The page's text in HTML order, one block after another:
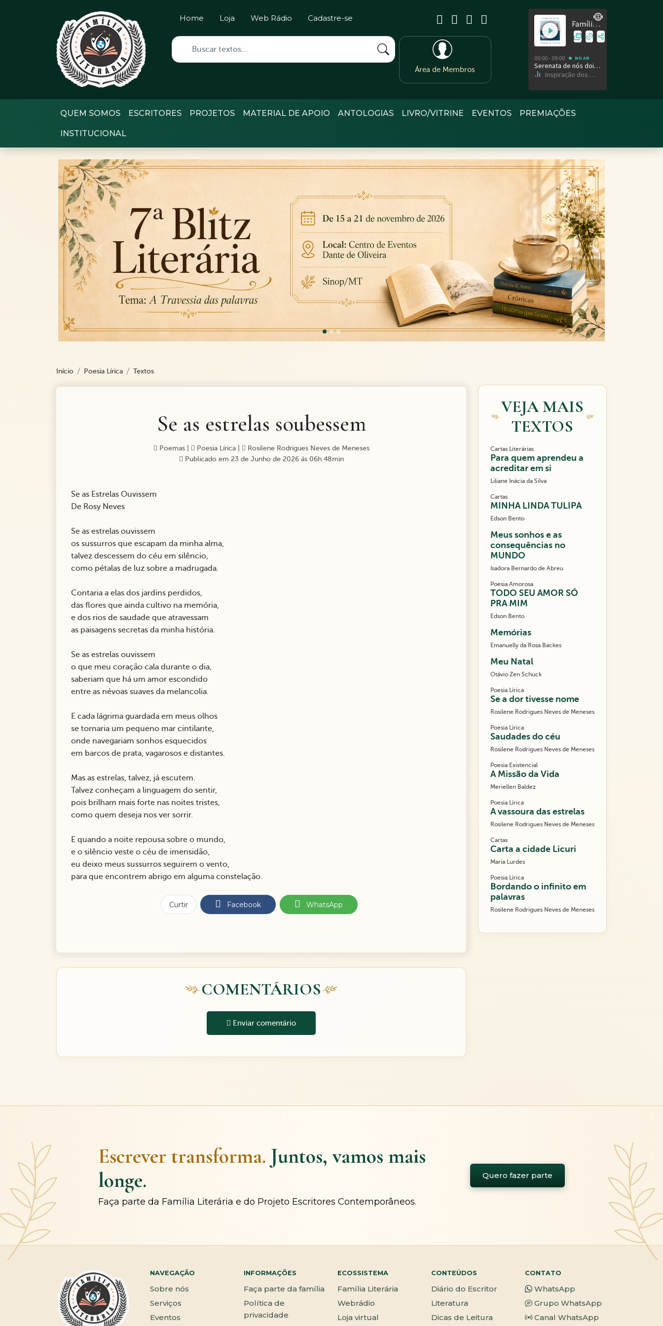
Home Loja Web Rádio Cadastre-se
Área de Membros
QUEM SOMOS ESCRITORES PROJETOS MATERIAL DE APOIO ANTOLOGIAS LIVRO/VITRINE EVENTOS PREMIAÇÕES
INSTITUCIONAL
Previous Next
Início Poesia Lírica Textos
Se as estrelas soubessem
Poemas| Poesia Lírica
Rosilene Rodrigues Neves de Meneses
Publicado em 23 de Junho de 2026 ás 06h 48min
Se as Estrelas Ouvissem
De Rosy Neves
Se as estrelas ouvissem
os sussurros que escapam da minha alma,
talvez descessem do céu em silêncio,
como pétalas de luz sobre a madrugada.
Contaria a elas dos jardins perdidos,
das flores que ainda cultivo na memória,
e dos rios de saudade que atravessam
as paisagens secretas da minha história.
Se as estrelas ouvissem
o que meu coração cala durante o dia,
saberiam que há um amor escondido
entre as névoas suaves da melancolia.
E cada lágrima guardada em meus olhos
se tornaria um pequeno mar cintilante,
onde navegariam sonhos esquecidos
em barcos de prata, vagarosos e distantes.
Mas as estrelas, talvez, já escutem.
Talvez conheçam a linguagem do sentir,
pois brilham mais forte nas noites tristes,
como quem deseja nos ver sorrir.
E quando a noite repousa sobre o mundo,
e o silêncio veste o céu de imensidão,
eu deixo meus sussurros seguirem o vento,
para que encontrem abrigo em alguma constelação.
Curtir Facebook WhatsApp
COMENTÁRIOS
Enviar comentário
VEJA MAIS
TEXTOS
Cartas Literárias
Para quem aprendeu a
acreditar em si
Liliane Inácia da Silva
Cartas
MINHA LINDA TULIPA
Edson Bento
Meus sonhos e as
consequências no
MUNDO
Isadora Bernardo de Abreu
Poesia Amorosa
TODO SEU AMOR SÓ
PRA MIM
Edson Bento
Memórias
Emanuelly da Rosa Backes
Meu Natal
Otávio Zen Schuck
Poesia Lírica
Se a dor tivesse nome
Rosilene Rodrigues Neves de Meneses
Poesia Lírica
Saudades do céu
Rosilene Rodrigues Neves de Meneses
Poesia Existencial
A Missão da Vida
Meriellen Baldez
Poesia Lírica
A vassoura das estrelas
Rosilene Rodrigues Neves de Meneses
Cartas
Carta a cidade Licuri
Maria Lurdes
Poesia Lírica
Bordando o infinito em
palavras
Rosilene Rodrigues Neves de Meneses
Escrever transforma. Juntos, vamos mais
longe.
Faça parte da Família Literária e do Projeto Escritores Contemporâneos.
Quero fazer parte
NAVEGAÇÃO
Sobre nós
Serviços
Eventos
INFORMAÇÕES
Faça parte da família
Política de
privacidade
ECOSSISTEMA
Família Literária
Webrádio
Loja virtual
CONTEÚDOS
Diário do Escritor
Literatura
Dicas de Leitura
CONTATO
WhatsApp
Grupo WhatsApp
Canal WhatsApp